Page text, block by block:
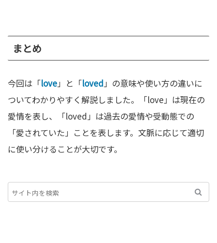
まとめ
今回は「love」と「loved」の意味や使い方の違いに
ついてわかりやすく解説しました。「love」は現在の
愛情を表し、「loved」は過去の愛情や受動態での
「愛されていた」ことを表します。文脈に応じて適切
に使い分けることが大切です。